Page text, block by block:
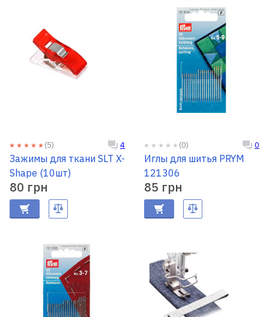
ПЭЧВОРКА
ШВЕЙНЫЕ
Доставка
и оплата
Гарантия
швейной
техники
Полезные
советы
(5) 4
Зажимы для ткани SLT X-
Shape (10шт)
80 грн
(0) 0
Иглы для шитья PRYM
121306
85 грн